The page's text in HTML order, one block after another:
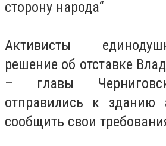
сторону народа“
Активисты
решение об отставке
– главы
отправились к зданию
сообщить свои